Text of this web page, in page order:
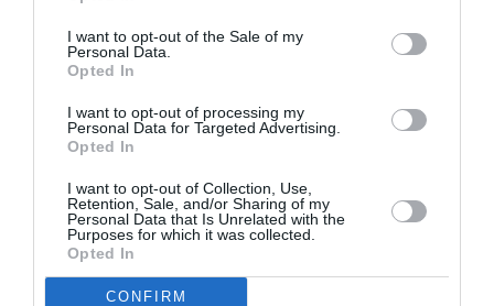
I want to opt-out of the Sale of my
Personal Data.
Opted In
I want to opt-out of processing my
Personal Data for Targeted Advertising.
Opted In
I want to opt-out of Collection, Use,
Retention, Sale, and/or Sharing of my
Personal Data that Is Unrelated with the
Purposes for which it was collected.
Opted In
CONFIRM
Badissi novembri
Nice–Corse : ces vols électriques qui se profilent à
l’horizon 2030
etats-unis remboursement vols annulés
LIRE AUSSI